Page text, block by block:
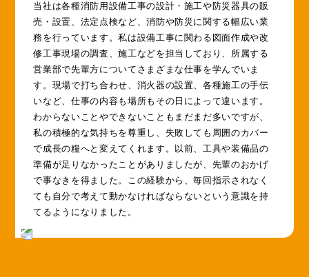
当社は各種消防用設備工事の設計・施工や防災器具の販
売・設置、法定点検など、消防や防災に関する幅広い業
務を行っています。私は設備工事に関わる図面作成や改
修工事現場の調査、施工などを担当しており、所属する
営業部で先輩方についてさまざまな仕事を学んでいま
す。現場で打ち合わせ、消火器の設置、各種施工の手伝
いなど、仕事の内容も場所もその日によって違います。
わからないことやできないこともまだまだ多いですが、
私の積極的な気持ちを尊重し、失敗しても周囲のカバー
で成長の糧へと変えてくれます。以前、工具や装備品の
準備が足りなかったことがありましたが、先輩のおかげ
で事なきを得ました。この経験から、毎回指示されなく
ても自分で考えて動かなければならないという意識を持
てるようになりました。